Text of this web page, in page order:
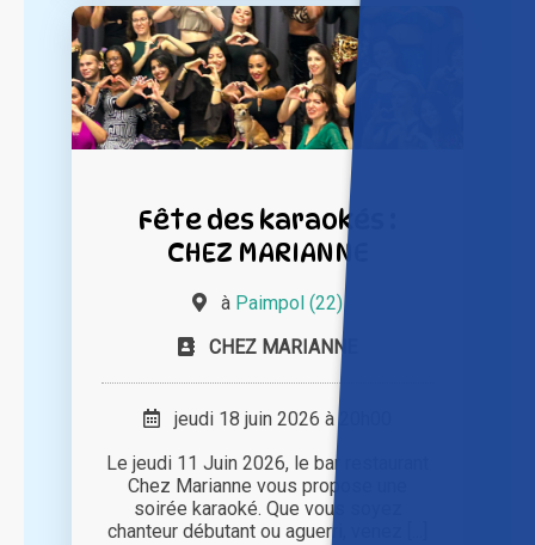
Fête des karaokés :
CHEZ MARIANNE
à Paimpol (22)
CHEZ MARIANNE
jeudi 18 juin 2026 à 20h00
Le jeudi 11 Juin 2026, le bar restaurant
Chez Marianne vous propose une
soirée karaoké. Que vous soyez
chanteur débutant ou aguerri, venez [...]